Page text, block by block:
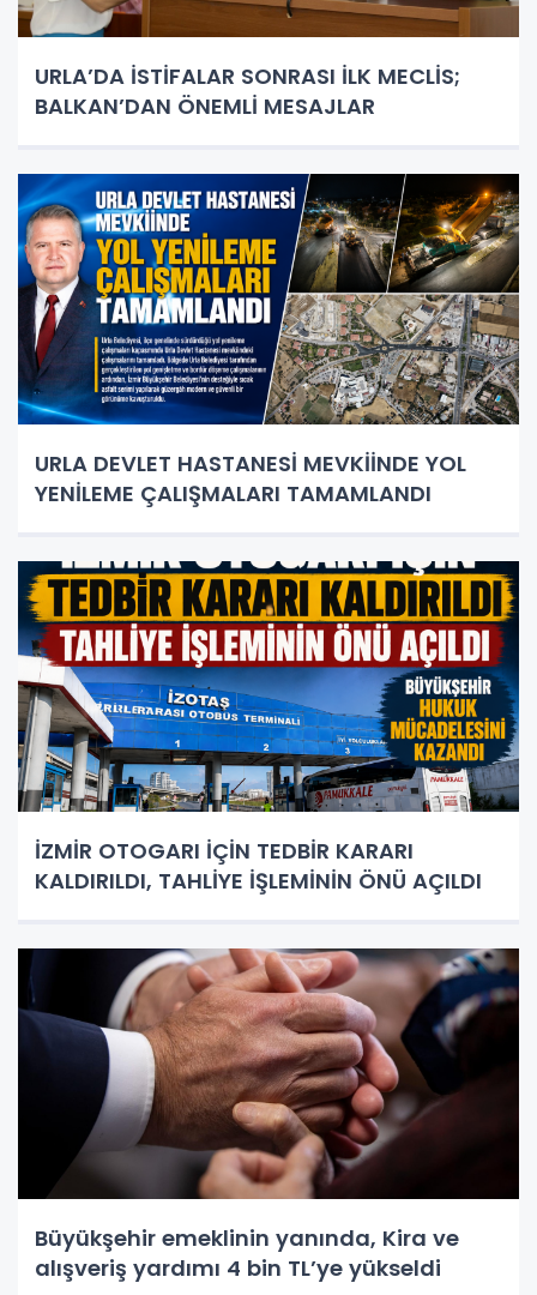
URLA’DA İSTİFALAR SONRASI İLK MECLİS;
BALKAN’DAN ÖNEMLİ MESAJLAR
URLA DEVLET HASTANESİ MEVKİİNDE YOL
YENİLEME ÇALIŞMALARI TAMAMLANDI
İZMİR OTOGARI İÇİN TEDBİR KARARI
KALDIRILDI, TAHLİYE İŞLEMİNİN ÖNÜ AÇILDI
Büyükşehir emeklinin yanında, Kira ve
alışveriş yardımı 4 bin TL’ye yükseldi